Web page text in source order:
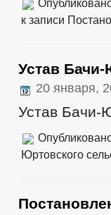
к записи
Устав Бачи-
20 января,
Устав Бачи-
Юртовского